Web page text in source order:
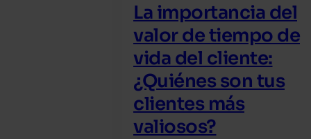
La importancia del
valor de tiempo de
vida del cliente:
¿Quiénes son tus
clientes más
valiosos?